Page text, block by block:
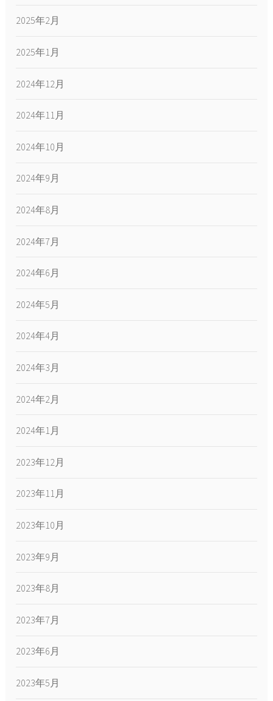
2025年2月
2025年1月
2024年12月
2024年11月
2024年10月
2024年9月
2024年8月
2024年7月
2024年6月
2024年5月
2024年4月
2024年3月
2024年2月
2024年1月
2023年12月
2023年11月
2023年10月
2023年9月
2023年8月
2023年7月
2023年6月
2023年5月